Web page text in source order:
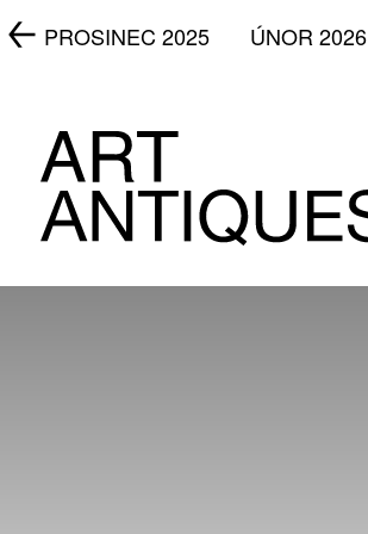
ÚNOR 2026
PROSINEC 2025